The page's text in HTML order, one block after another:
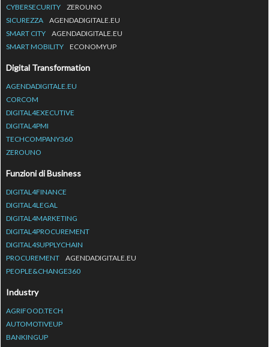
CYBERSECURITY
ZEROUNO
SICUREZZA
AGENDADIGITALE.EU
SMART CITY
AGENDADIGITALE.EU
SMART MOBILITY
ECONOMYUP
Digital Transformation
AGENDADIGITALE.EU
CORCOM
DIGITAL4EXECUTIVE
DIGITAL4PMI
TECHCOMPANY360
ZEROUNO
Funzioni di Business
DIGITAL4FINANCE
DIGITAL4LEGAL
DIGITAL4MARKETING
DIGITAL4PROCUREMENT
DIGITAL4SUPPLYCHAIN
PROCUREMENT
AGENDADIGITALE.EU
PEOPLE&CHANGE360
Industry
AGRIFOOD.TECH
AUTOMOTIVEUP
BANKINGUP